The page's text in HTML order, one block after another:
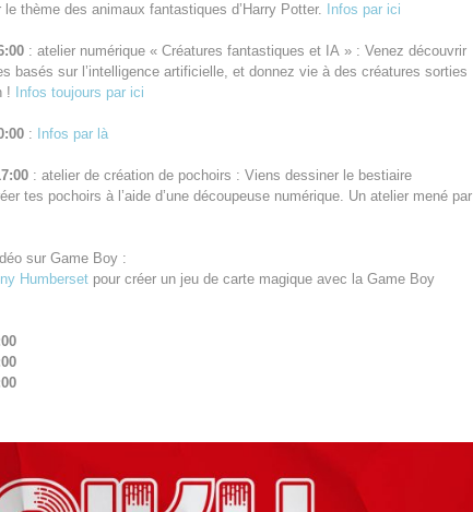
thème des animaux fantastiques d’Harry Potter.
Infos par ici
: atelier numérique « Créatures fantastiques et IA » : Venez découvrir
basés sur l’intelligence artificielle, et donnez vie à des créatures sorties
!
Infos toujours par ici
: Infos par là
: atelier de création de pochoirs : Viens dessiner le bestiaire
tes pochoirs à l’aide d’une découpeuse numérique. Un atelier mené par
sur Game Boy :
Humberset pour créer un jeu de carte magique avec la Game Boy